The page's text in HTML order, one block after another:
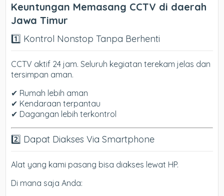
Keuntungan Memasang CCTV di daerah
Jawa Timur
1️⃣ Kontrol Nonstop Tanpa Berhenti
CCTV aktif 24 jam. Seluruh kegiatan terekam jelas dan
tersimpan aman.
✔ Rumah lebih aman
✔ Kendaraan terpantau
✔ Dagangan lebih terkontrol
2️⃣ Dapat Diakses Via Smartphone
Alat yang kami pasang bisa diakses lewat HP.
Di mana saja Anda: